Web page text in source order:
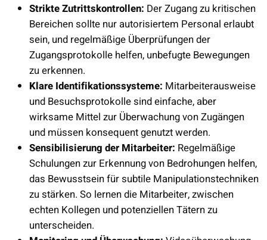
Strikte Zutrittskontrollen: Der Zugang zu kritischen
Bereichen sollte nur autorisiertem Personal erlaubt
sein, und regelmäßige Überprüfungen der
Zugangsprotokolle helfen, unbefugte Bewegungen
zu erkennen.
Klare Identifikationssysteme: Mitarbeiterausweise
und Besuchsprotokolle sind einfache, aber
wirksame Mittel zur Überwachung von Zugängen
und müssen konsequent genutzt werden.
Sensibilisierung der Mitarbeiter: Regelmäßige
Schulungen zur Erkennung von Bedrohungen helfen,
das Bewusstsein für subtile Manipulationstechniken
zu stärken. So lernen die Mitarbeiter, zwischen
echten Kollegen und potenziellen Tätern zu
unterscheiden.